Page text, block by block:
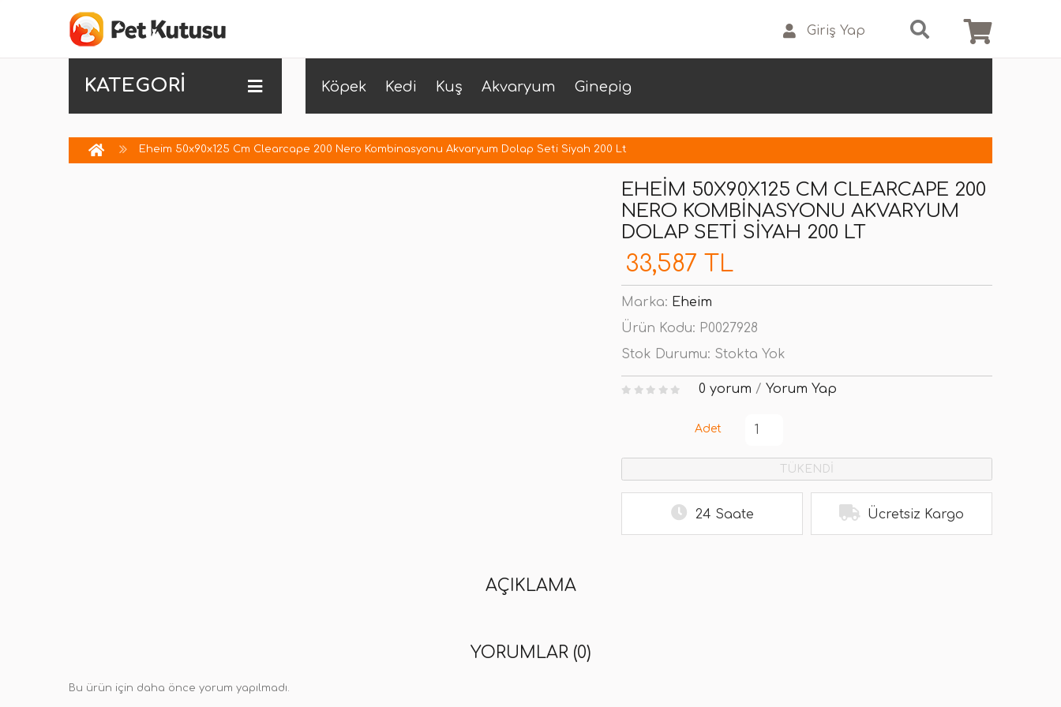
Giriş Yap
KATEGORİ Köpek Kedi Kuş Akvaryum Ginepig
Eheim 50x90x125 Cm Clearcape 200 Nero Kombinasyonu Akvaryum Dolap Seti Siyah 200 Lt
EHEIM 50X90X125 CM CLEARCAPE 200
NERO KOMBINASYONU AKVARYUM
DOLAP SETI SIYAH 200 LT
33,587 TL
Marka: Eheim
Ürün Kodu: P0027928
Stok Durumu: Stokta Yok
0 yorum / Yorum Yap
Adet
TÜKENDİ
24 Saate Ücretsiz Kargo
AÇIKLAMA
YORUMLAR (0)
Bu ürün için daha önce yorum yapılmadı.